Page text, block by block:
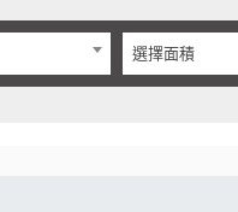
選擇面積